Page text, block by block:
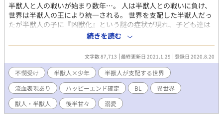
半獣人と人の戦いが始まり数年…。 人は半獣人との戦いに負け、
世界は半獣人の王により統一される。 世界を支配した半獣人だっ
たが半獣人の子に『凶獣化』という謎の症状が現れ、子ども達は
理性のないただの獣になってしまう。 なかなか治療法が見つから
ないなか不幸な事件をきっかけに凶獣化を抑える方法が見つか
る。 方法は『人の血を摂取する』 それにより始まる半獣人による
人狩り。 人は半獣人から隠れるように生活を始める。 数十年後…
徐々に数を減らした『人』は今では森の奥深くで小さな集落を築
きひっそりと生活をしている。 人に生まれたハイルは父と二人で
小さな村で暮らしていたが村の近くで半獣人を見かけたという情
報が入り村人達は散り散りに森の中へと身を隠す。 ハイル親子も
身を隠し生活するが、ハイルが一人で狩りを行なっている時に半
続きを読む
文字数 87,713 最終更新日 2021.1.29 登録日 2020.8.20
不憫受け 半獣人×少年
半獣人が支配する世界
流血表現あり
ハッピーエンド確定 BL
異世界
獣人・半獣人
後半甘々 溺愛